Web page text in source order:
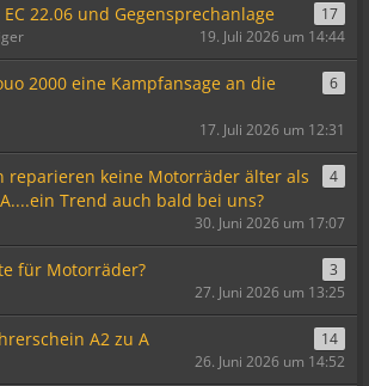
22.06 und Gegensprechanlage
17
19. Juli 2026 um 14:44
2000 eine Kampfansage an die
6
17. Juli 2026 um 12:31
reparieren keine Motorräder älter als
Trend auch bald bei uns?
4
30. Juni 2026 um 17:07
für Motorräder?
3
27. Juni 2026 um 13:25
A2 zu A
14
26. Juni 2026 um 14:52